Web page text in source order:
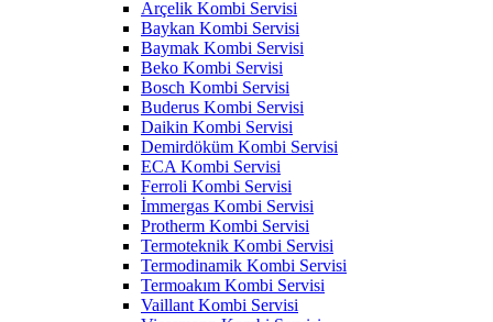
Arçelik Kombi Servisi
Baykan Kombi Servisi
Baymak Kombi Servisi
Beko Kombi Servisi
Bosch Kombi Servisi
Buderus Kombi Servisi
Daikin Kombi Servisi
Demirdöküm Kombi Servisi
ECA Kombi Servisi
Ferroli Kombi Servisi
İmmergas Kombi Servisi
Protherm Kombi Servisi
Termoteknik Kombi Servisi
Termodinamik Kombi Servisi
Termoakım Kombi Servisi
Vaillant Kombi Servisi